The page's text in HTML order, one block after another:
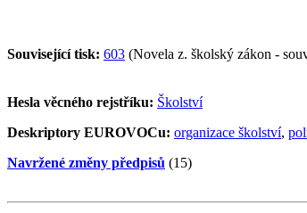
Související tisk: 603 (Novela z. školský zákon -
Hesla věcného rejstříku: Školství
Deskriptory EUROVOCu: organizace školství,
Navržené změny předpisů (15)